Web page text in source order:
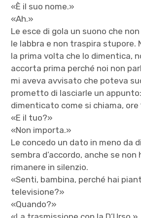
«È il suo nome.»
«Ah.»
Le esce di gola un suono che
le labbra e non traspira stupore.
la prima volta che lo dimentica,
accorta prima perché noi non
mi aveva avvisato che poteva
prometto di lasciarle un
dimenticato come si chiama, ore
«E il tuo?»
«Non importa.»
Le concedo un dato in meno da
sembra d’accordo, anche se non
rimanere in silenzio.
«Senti, bambina, perché hai
televisione?»
«Quando?»